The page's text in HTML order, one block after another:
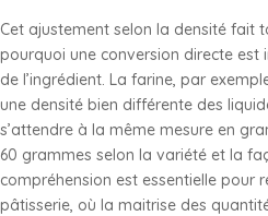
Cet ajustement selon la densité fait
pourquoi une conversion directe
de l’ingrédient. La farine, par
une densité bien différente des
s’attendre à la même mesure en
60 grammes selon la variété et la
compréhension est essentielle pour
pâtisserie, où la maitrise des